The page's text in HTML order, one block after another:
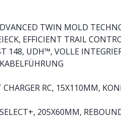
TWIN MOLD
EFFICIENT TRAIL
148, UDH™, VOLLE
CHARGER RC, 15X110MM,
205X60MM,